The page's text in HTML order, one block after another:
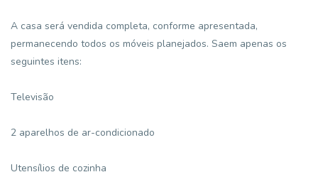
A casa será vendida completa, conforme apresentada,
permanecendo todos os móveis planejados. Saem apenas os
seguintes itens:
Televisão
2 aparelhos de ar-condicionado
Utensílios de cozinha